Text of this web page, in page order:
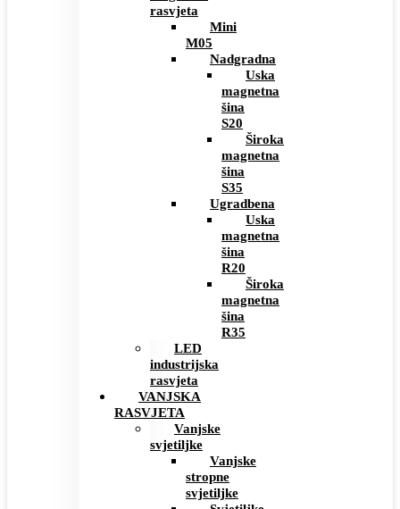
rasvjeta
Mini
M05
Nadgradna
Uska
magnetna
šina
S20
Široka
magnetna
šina
S35
Ugradbena
Uska
magnetna
šina
R20
Široka
magnetna
šina
R35
LED
industrijska
rasvjeta
VANJSKA
RASVJETA
Vanjske
svjetiljke
Vanjske
stropne
svjetiljke